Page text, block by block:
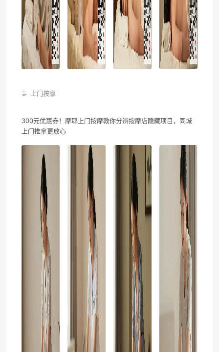
上门按摩
300元优惠券！摩耶上门按摩教你分辨按摩店隐藏项目，同城
上门推拿更放心